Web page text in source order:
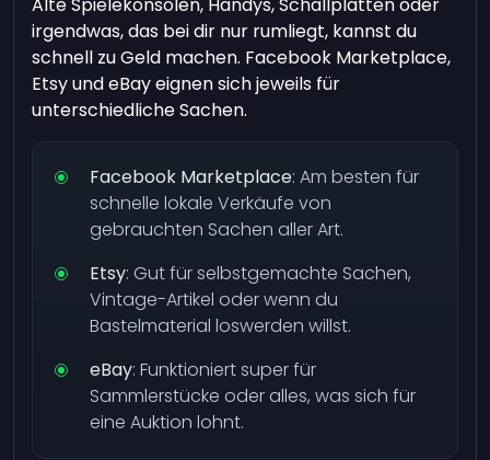
irgendwas, das bei dir nur rumliegt, kannst du
schnell zu Geld machen. Facebook Marketplace,
Etsy und eBay eignen sich jeweils für
unterschiedliche Sachen.
Facebook Marketplace: Am besten für
schnelle lokale Verkäufe von
gebrauchten Sachen aller Art.
Etsy: Gut für selbstgemachte Sachen,
Vintage-Artikel oder wenn du
Bastelmaterial loswerden willst.
eBay: Funktioniert super für
Sammlerstücke oder alles, was sich für
eine Auktion lohnt.